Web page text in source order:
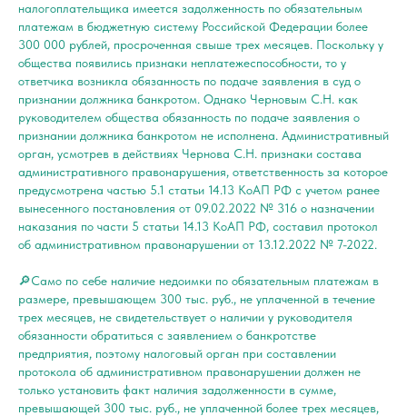
налогоплательщика имеется задолженность по обязательным
платежам в бюджетную систему Российской Федерации более
300 000 рублей, просроченная свыше трех месяцев. Поскольку у
общества появились признаки неплатежеспособности, то у
ответчика возникла обязанность по подаче заявления в суд о
признании должника банкротом. Однако Черновым С.Н. как
руководителем общества обязанность по подаче заявления о
признании должника банкротом не исполнена. Административный
орган, усмотрев в действиях Чернова С.Н. признаки состава
административного правонарушения, ответственность за которое
предусмотрена частью 5.1 статьи 14.13 КоАП РФ с учетом ранее
вынесенного постановления от 09.02.2022 № 316 о назначении
наказания по части 5 статьи 14.13 КоАП РФ, составил протокол
об административном правонарушении от 13.12.2022 № 7-2022.
🔎Само по себе наличие недоимки по обязательным платежам в
размере, превышающем 300 тыс. руб., не уплаченной в течение
трех месяцев, не свидетельствует о наличии у руководителя
обязанности обратиться с заявлением о банкротстве
предприятия, поэтому налоговый орган при составлении
протокола об административном правонарушении должен не
только установить факт наличия задолженности в сумме,
превышающей 300 тыс. руб., не уплаченной более трех месяцев,